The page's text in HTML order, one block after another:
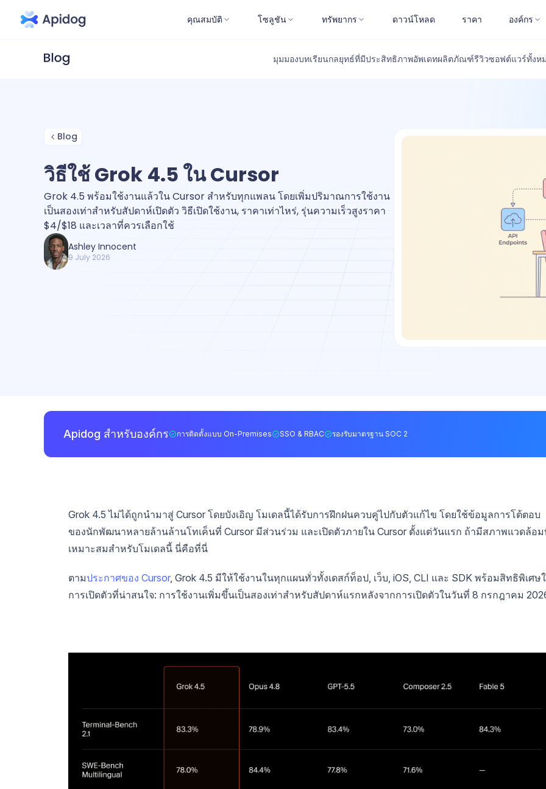
คุณสมบัติ โซลูชัน ทรัพยากร ดาวน์โหลด ราคา องค์กร
มุมมองบทเรียนกลยุทธ์ที่มีประสิทธิภาพอัพเดทผลิตภัณฑ์รีวิวซอฟต์แวร์ทั้งห
Blog
วิธีใช้ Grok 4.5 ใน Cursor
Grok 4.5 พร้อมใช้งานแล้วใน Cursor สำหรับทุกแพลน โดยเพิ่มปริมาณการใช้งาน
เป็นสองเท่าสำหรับสัปดาห์เปิดตัว วิธีเปิดใช้งาน, ราคาเท่าไหร่, รุ่นความเร็วสูงราคา
$4/$18 และเวลาที่ควรเลือกใช้
Ashley Innocent
9 July 2026
Apidog สำหรับองค์กร การติดตั้งแบบ On-Premises SSO & RBAC รองรับมาตรฐาน SOC 2
Grok 4.5 ไม่ได้ถูกนำมาสู่ Cursor โดยบังเอิญ โมเดลนี้ได้รับการฝึกฝนควบคู่ไปกับตัวแก้ไข โดยใช้ข้อมูลการโต้ตอบ
ของนักพัฒนาหลายล้านล้านโทเค็นที่ Cursor มีส่วนร่วม และเปิดตัวภายใน Cursor ตั้งแต่วันแรก ถ้ามีสภาพแวดล้อ
เหมาะสมสำหรับโมเดลนี้ นี่คือที่นี่
ตามประกาศของ Cursor, Grok 4.5 มีให้ใช้งานในทุกแผนทั่วทั้งเดสก์ท็อป, เว็บ, iOS, CLI และ SDK พร้อมสิทธิพิเศษ
การเปิดตัวที่น่าสนใจ: การใช้งานเพิ่มขึ้นเป็นสองเท่าสำหรับสัปดาห์แรกหลังจากการเปิดตัวในวันที่ 8 กรกฎาคม